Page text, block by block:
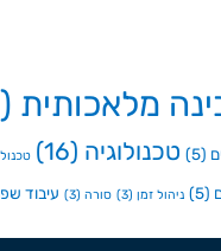
מלאכותית (56)
(5) טכנולוגיה (16)
(5) ניהול זמן (3) סורה (3) עיבוד